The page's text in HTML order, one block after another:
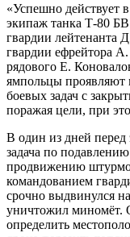
«Успешно действует
экипаж танка Т-80 БВ
гвардии лейтенанта
гвардии ефрейтора
рядового Е.
ямпольцы проявляют
боевых задач с
поражая цели, при
В один из дней перед
задача по
продвижению
командованием
срочно выдвинулся
уничтожил миномёт.
определить